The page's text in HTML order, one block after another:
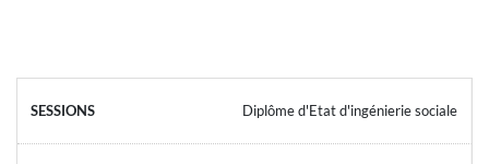
Diplôme d'Etat d'ingénierie sociale